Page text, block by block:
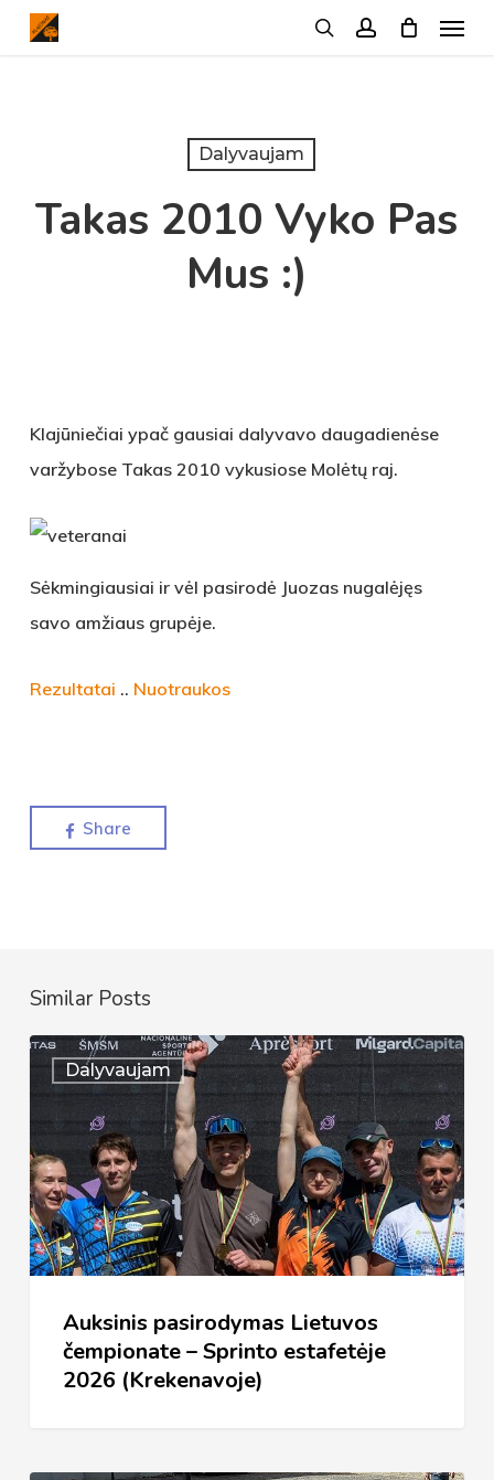
Skip
Menu
Dalyvaujam
Takas 2010 Vyko Pas
Mus :)
Klajūniečiai ypač gausiai dalyvavo daugadienėse
varžybose Takas 2010 vykusiose Molėtų raj.
Sėkmingiausiai ir vėl pasirodė Juozas nugalėjęs
savo amžiaus grupėje.
Rezultatai .. Nuotraukos
Share
Similar Posts
Dalyvaujam
Auksinis
pasirodymas
Lietuvos
čempionate
–
Sprinto
estafetėje
(Krekenavoje)
Auksinis pasirodymas Lietuvos
čempionate – Sprinto estafetėje
2026 (Krekenavoje)